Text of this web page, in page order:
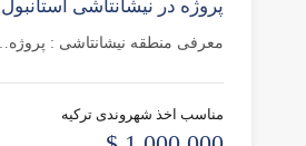
پروژه در نیشانتاشی استانبول
معرفی منطقه نیشانتاشی : پروژه…
مناسب اخذ شهروندی ترکیه